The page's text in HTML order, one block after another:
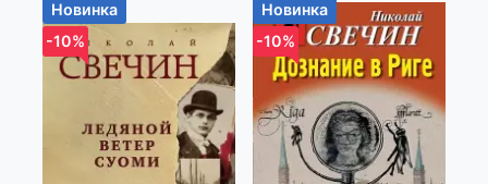
Новинка
-10%
Новинка
-10%